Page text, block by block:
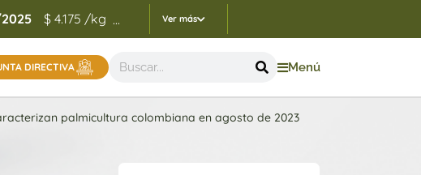
$ 4.175 /kg Indicadores Precios de Referencia FEP - 05/
... Ver más
DIRECTIVA Menú
palmicultura colombiana en agosto de 2023